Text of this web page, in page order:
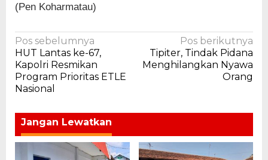
(Pen Koharmatau)
Navigasi
pos
Pos sebelumnya
HUT Lantas ke-67,
Kapolri Resmikan
Program Prioritas ETLE
Nasional
Pos berikutnya
Tipiter, Tindak Pidana
Menghilangkan Nyawa
Orang
Jangan Lewatkan